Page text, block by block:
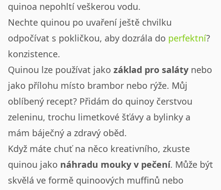
quinoa nepohltí veškerou vodu.
Nechte quinou po uvaření ještě chvilku
odpočívat s pokličkou, aby dozrála do perfektní?
konzistence.
Quinou lze používat jako základ pro saláty nebo
jako přílohu místo brambor nebo rýže. Můj
oblíbený recept? Přidám do quinoy čerstvou
zeleninu, trochu limetkové šťávy a bylinky a
mám báječný a zdravý oběd.
Když máte chuť na něco kreativního, zkuste
quinou jako náhradu mouky v pečení. Může být
skvělá ve formě quinoových muffinů nebo